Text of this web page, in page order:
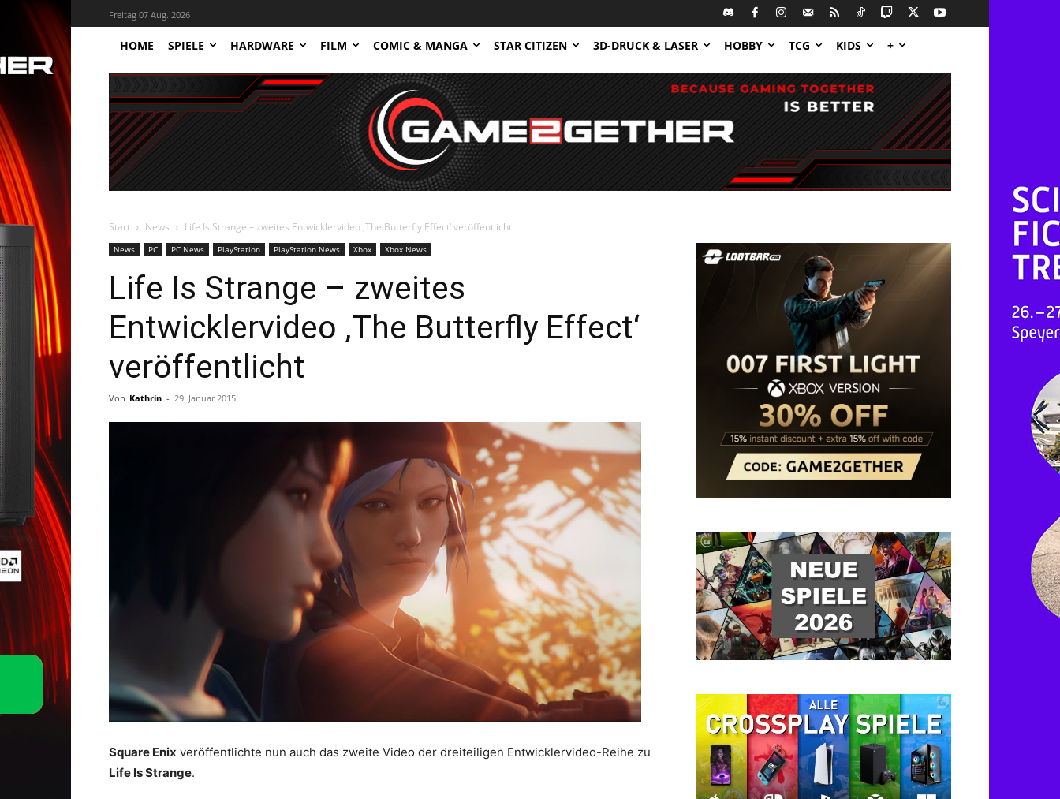
Freitag 07 Aug. 2026
HOME SPIELE HARDWARE FILM COMIC & MANGA STAR CITIZEN 3D-DRUCK & LASER HOBBY TCG KIDS +
Start News Life Is Strange – zweites Entwicklervideo ‚The Butterfly Effect‘ veröffentlicht
News PC PC News PlayStation PlayStation News Xbox Xbox News
Life Is Strange – zweites
Entwicklervideo ‚The Butterfly Effect‘
veröffentlicht
Von Kathrin - 29. Januar 2015
Square Enix veröffentlichte nun auch das zweite Video der dreiteiligen Entwicklervideo-Reihe zu
Life Is Strange.